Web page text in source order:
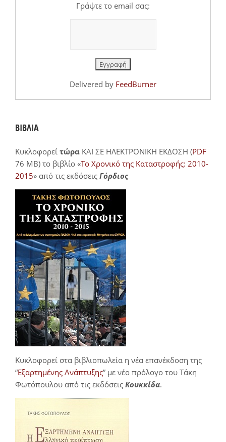
Γράψτε το email σας:
Delivered by FeedBurner
ΒΙΒΛΙΑ
Κυκλοφορεί τώρα ΚΑΙ ΣΕ ΗΛΕΚΤΡΟΝΙΚΗ ΕΚΔΟΣΗ (PDF
76 MB) το βιβλίο «Το Χρονικό της Καταστροφής: 2010-
2015» από τις εκδόσεις Γόρδιος
Κυκλοφορεί στα βιβλιοπωλεία η νέα επανέκδοση της
“Εξαρτημένης Ανάπτυξης” με νέο πρόλογο του Τάκη
Φωτόπουλου από τις εκδόσεις Κουκκίδα.